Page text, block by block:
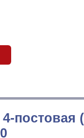
постовая